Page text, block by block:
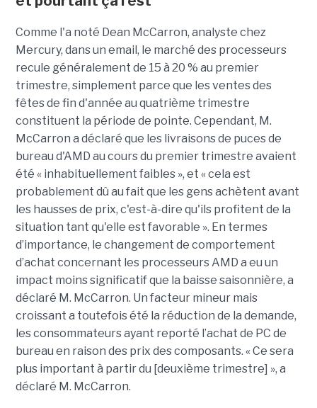
Comme l'a noté Dean McCarron, analyste chez
Mercury, dans un email, le marché des processeurs
recule généralement de 15 à 20 % au premier
trimestre, simplement parce que les ventes des
fêtes de fin d'année au quatrième trimestre
constituent la période de pointe. Cependant, M.
McCarron a déclaré que les livraisons de puces de
bureau d'AMD au cours du premier trimestre avaient
été « inhabituellement faibles », et « cela est
probablement dû au fait que les gens achètent avant
les hausses de prix, c'est-à-dire qu'ils profitent de la
situation tant qu'elle est favorable ». En termes
d’importance, le changement de comportement
d’achat concernant les processeurs AMD a eu un
impact moins significatif que la baisse saisonnière, a
déclaré M. McCarron. Un facteur mineur mais
croissant a toutefois été la réduction de la demande,
les consommateurs ayant reporté l’achat de PC de
bureau en raison des prix des composants. « Ce sera
plus important à partir du [deuxième trimestre] », a
déclaré M. McCarron.